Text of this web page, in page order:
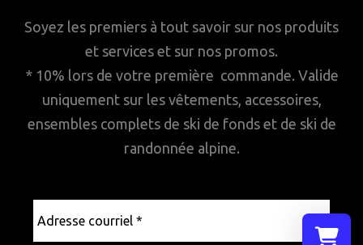
Soyez les premiers à tout savoir sur nos produits
et services et sur nos promos.
* 10% lors de votre première commande. Valide
uniquement sur les vêtements, accessoires,
ensembles complets de ski de fonds et de ski de
randonnée alpine.
courriel